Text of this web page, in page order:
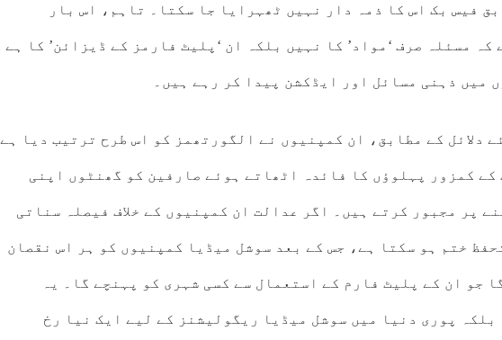
فیس بک اس کا ذمہ دار نہیں ٹھہرایا جا سکتا۔ تاہم، اس بار
کہ مسئلہ صرف ‘مواد’ کا نہیں بلکہ ان ‘پلیٹ فارمز کے ڈیزائن’ کا ہے
میں ذہنی مسائل اور ایڈکشن پیدا کر رہے ہیں۔
دلائل کے مطابق، ان کمپنیوں نے الگورتھمز کو اس طرح ترتیب دیا ہے
کے کمزور پہلوؤں کا فائدہ اٹھاتے ہوئے صارفین کو گھنٹوں اپنی
پر مجبور کرتے ہیں۔ اگر عدالت ان کمپنیوں کے خلاف فیصلہ سناتی
سیکشن 230 کا تحفظ ختم ہو سکتا ہے، جس کے بعد سوشل میڈیا کمپنیوں کو ہر اس نقصان
جو ان کے پلیٹ فارم کے استعمال سے کسی شہری کو پہنچے گا۔ یہ
بلکہ پوری دنیا میں سوشل میڈیا ریگولیشنز کے لیے ایک نیا رخ